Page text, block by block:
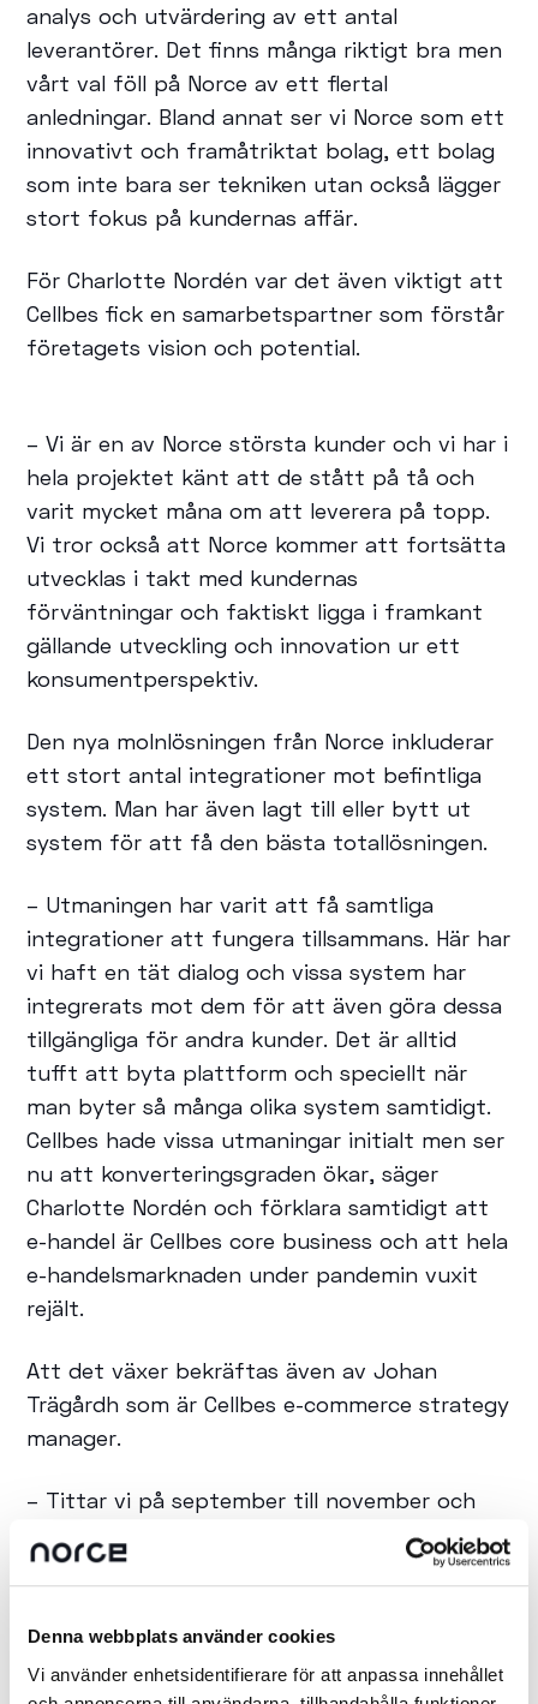
Denna webbplats använder cookies
Vi använder enhetsidentifierare för att anpassa innehållet
analys och utvärdering av ett antal
leverantörer. Det finns många riktigt bra men
vårt val föll på Norce av ett flertal
anledningar. Bland annat ser vi Norce som ett
innovativt och framåtriktat bolag, ett bolag
som inte bara ser tekniken utan också lägger
stort fokus på kundernas affär.
För Charlotte Nordén var det även viktigt att
Cellbes fick en samarbetspartner som förstår
företagets vision och potential.
– Vi är en av Norce största kunder och vi har i
hela projektet känt att de stått på tå och
varit mycket måna om att leverera på topp.
Vi tror också att Norce kommer att fortsätta
utvecklas i takt med kundernas
förväntningar och faktiskt ligga i framkant
gällande utveckling och innovation ur ett
konsumentperspektiv.
Den nya molnlösningen från Norce inkluderar
ett stort antal integrationer mot befintliga
system. Man har även lagt till eller bytt ut
system för att få den bästa totallösningen.
– Utmaningen har varit att få samtliga
integrationer att fungera tillsammans. Här har
vi haft en tät dialog och vissa system har
integrerats mot dem för att även göra dessa
tillgängliga för andra kunder. Det är alltid
tufft att byta plattform och speciellt när
man byter så många olika system samtidigt.
Cellbes hade vissa utmaningar initialt men ser
nu att konverteringsgraden ökar, säger
Charlotte Nordén och förklara samtidigt att
e-handel är Cellbes core business och att hela
e-handelsmarknaden under pandemin vuxit
rejält.
Att det växer bekräftas även av Johan
Trägårdh som är Cellbes e-commerce strategy
manager.
– Tittar vi på september till november och
jämför med föregående år har konverteringen
ökat med 17 procent. Tittar vi bara på mobila
procent och intäkterna från mobila enheter
har ökat med 31 procent, förklarar han.